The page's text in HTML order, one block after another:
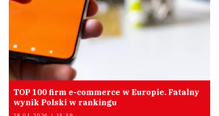
TOP 100 firm e-commerce w Europie. Fatalny
wynik Polski w rankingu